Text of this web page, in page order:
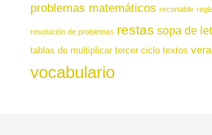
problemas matemáticos recortable
resolución de problemas restas sopa de
tablas de multiplicar tercer ciclo textos
vocabulario